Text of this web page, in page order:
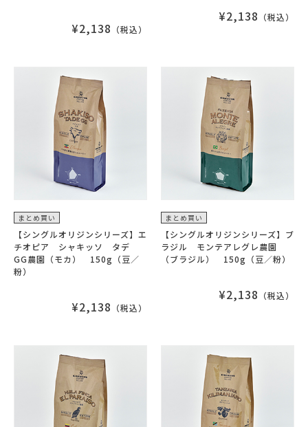
¥2,138 （税込）
¥2,138 （税込）
まとめ買い
【シングルオリジンシリーズ】エ
チオピア シャキッソ タデ
GG農園（モカ） 150g（豆／
粉）
¥2,138 （税込）
まとめ買い
【シングルオリジンシリーズ】ブ
ラジル モンテアレグレ農園
（ブラジル） 150g（豆／粉）
¥2,138 （税込）